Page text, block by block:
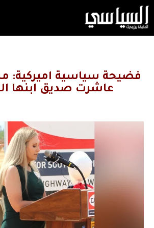
فضيحة سياسية اميركية:
عاشرت صديق ابنها